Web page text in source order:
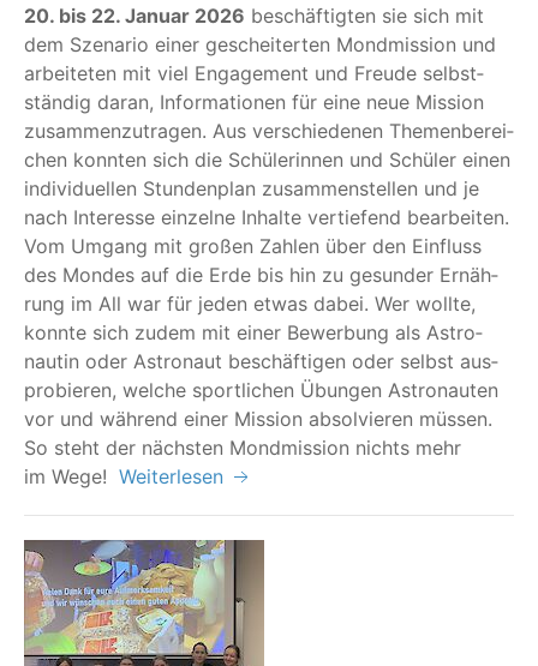
20. bis 22. Janu­ar 2026 beschäf­tig­ten sie sich mit
dem Sze­na­rio einer geschei­ter­ten Mond­mis­si­on und
arbei­te­ten mit viel Enga­ge­ment und Freu­de selbst­
stän­dig dar­an, Infor­ma­tio­nen für eine neue Mis­si­on
zusam­men­zu­tra­gen. Aus ver­schie­de­nen The­men­be­rei­
chen konn­ten sich die Schü­le­rin­nen und Schü­ler einen
indi­vi­du­el­len Stun­den­plan zusam­men­stel­len und je
nach Inter­es­se ein­zel­ne Inhal­te ver­tie­fend bear­bei­ten.
Vom Umgang mit gro­ßen Zah­len über den Ein­fluss
des Mon­des auf die Erde bis hin zu gesun­der Ernäh­
rung im All war für jeden etwas dabei. Wer woll­te,
konn­te sich zudem mit einer Bewer­bung als Astro­
nau­tin oder Astro­naut beschäf­ti­gen oder selbst aus­
pro­bie­ren, wel­che sport­li­chen Übun­gen Astro­nau­ten
vor und wäh­rend einer Mis­si­on absol­vie­ren müs­sen.
So steht der nächs­ten Mond­mis­si­on nichts mehr
im Wege! Weiterlesen